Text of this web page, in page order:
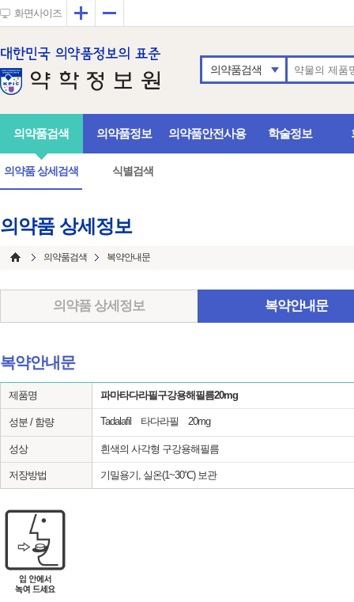
화면사이즈 확대
의약품검색
의약품검색
의약품 상세검색 식별검색
의약품정보 의약품안전사용 학술정보
의약품 상세정보
의약품검색 복약안내문
의약품 상세정보 복약안내문
복약안내문
제품명 파마타다라필구강용해필름20mg
성분 / 함량 Tadalafil 타다라필 20mg
성상 흰색의 사각형 구강용해필름
저장방법 기밀용기, 실온(1~30℃) 보관